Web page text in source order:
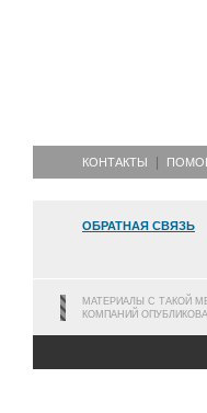
КОНТАКТЫ
ОБРАТНАЯ СВЯЗЬ
МАТЕРИАЛЫ С ТАКОЙ
КОМПАНИЙ